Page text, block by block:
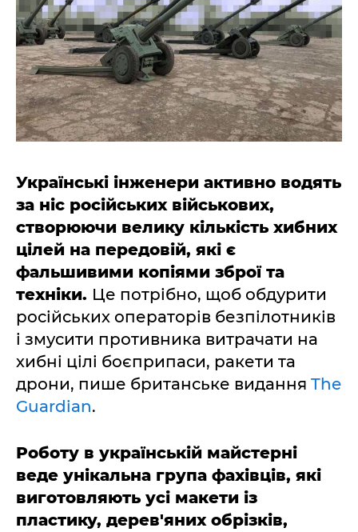
Українські інженери активно водять
за ніс російських військових,
створюючи велику кількість хибних
цілей на передовій, які є
фальшивими копіями зброї та
техніки. Це потрібно, щоб обдурити
російських операторів безпілотників
і змусити противника витрачати на
хибні цілі боєприпаси, ракети та
дрони, пише британське видання The
Guardian.
Роботу в українській майстерні
веде унікальна група фахівців, які
виготовляють усі макети із
пластику, дерев'яних обрізків,